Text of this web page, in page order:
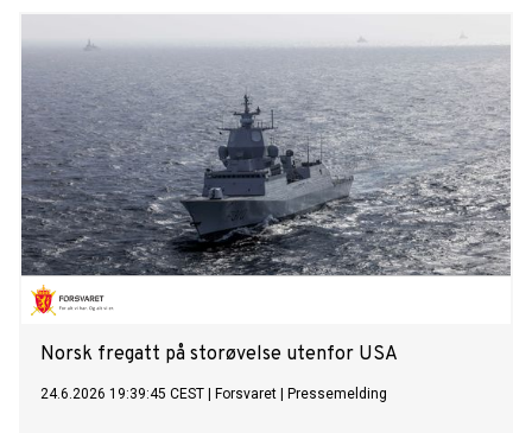
Norsk fregatt på storøvelse utenfor USA
24.6.2026 19:39:45 CEST Forsvaret Pressemelding